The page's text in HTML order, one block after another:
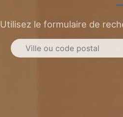
Utilisez le formulaire de